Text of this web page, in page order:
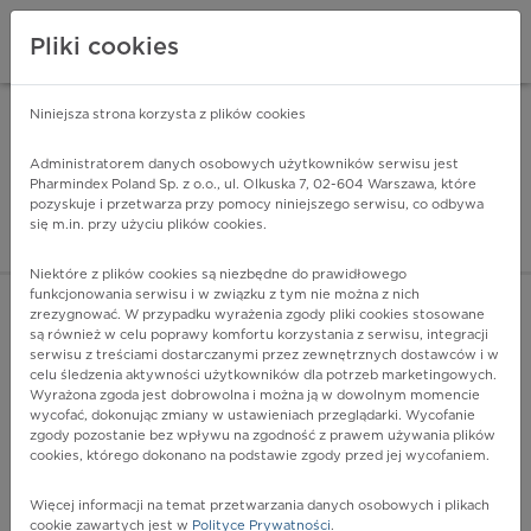
Pharmindex - lider
ZALOGUJ SIĘ
F07.1 - Zespół po zapaleniu mózgu
Więcej na lekiicd10.pl
Pliki cookies
Niniejsza strona korzysta z plików cookies
Administratorem danych osobowych użytkowników serwisu jest
Pharmindex Poland Sp. z o.o., ul. Olkuska 7, 02-604 Warszawa, które
pozyskuje i przetwarza przy pomocy niniejszego serwisu, co odbywa
się m.in. przy użyciu plików cookies.
Niektóre z plików cookies są niezbędne do prawidłowego
funkcjonowania serwisu i w związku z tym nie można z nich
zrezygnować. W przypadku wyrażenia zgody pliki cookies stosowane
są również w celu poprawy komfortu korzystania z serwisu, integracji
serwisu z treściami dostarczanymi przez zewnętrznych dostawców i w
celu śledzenia aktywności użytkowników dla potrzeb marketingowych.
Wyrażona zgoda jest dobrowolna i można ją w dowolnym momencie
wycofać, dokonując zmiany w ustawieniach przeglądarki. Wycofanie
zgody pozostanie bez wpływu na zgodność z prawem używania plików
cookies, którego dokonano na podstawie zgody przed jej wycofaniem.
Więcej informacji na temat przetwarzania danych osobowych i plikach
cookie zawartych jest w Polityce Prywatności.
ZA DARMO - w Google Play INSTALUJ